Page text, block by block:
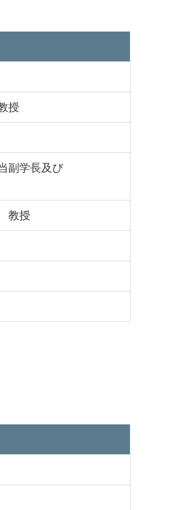
授
副学長及び
教授